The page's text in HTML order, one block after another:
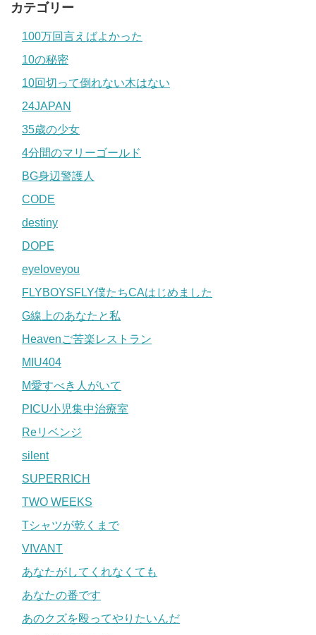
カテゴリー
100万回言えばよかった
10の秘密
10回切って倒れない木はない
24JAPAN
35歳の少女
4分間のマリーゴールド
BG身辺警護人
CODE
destiny
DOPE
eyeloveyou
FLYBOYSFLY僕たちCAはじめました
G線上のあなたと私
Heavenご苦楽レストラン
MIU404
M愛すべき人がいて
PICU小児集中治療室
Reリベンジ
silent
SUPERRICH
TWO WEEKS
Tシャツが乾くまで
VIVANT
あなたがしてくれなくても
あなたの番です
あのクズを殴ってやりたいんだ